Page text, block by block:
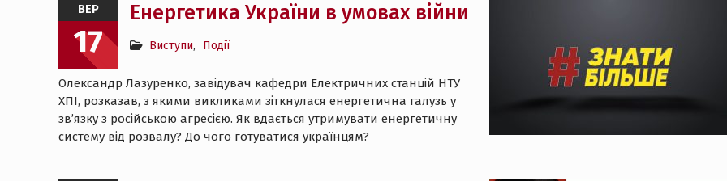
ВЕР
17
Енергетика України в умовах війни
Виступи, Події
Олександр Лазуренко, завідувач кафедри Електричних станцій НТУ
ХПІ, розказав, з якими викликами зіткнулася енергетична галузь у
зв’язку з російською агресією. Як вдається утримувати енергетичну
систему від розвалу? До чого готуватися українцям?